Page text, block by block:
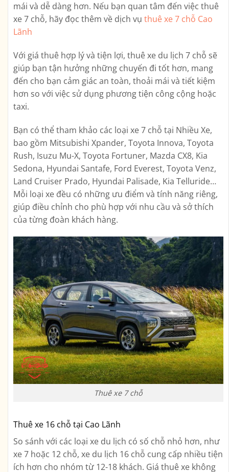
mái và dễ dàng hơn. Nếu bạn quan tâm đến việc thuê
xe 7 chỗ, hãy đọc thêm về dịch vụ thuê xe 7 chỗ Cao
Lãnh
Với giá thuê hợp lý và tiện lợi, thuê xe du lịch 7 chỗ sẽ
giúp bạn tận hưởng những chuyến đi tốt hơn, mang
đến cho bạn cảm giác an toàn, thoải mái và tiết kiệm
hơn so với việc sử dụng phương tiện công cộng hoặc
taxi.
Bạn có thể tham khảo các loại xe 7 chỗ tại Nhiều Xe,
bao gồm Mitsubishi Xpander, Toyota Innova, Toyota
Rush, Isuzu Mu-X, Toyota Fortuner, Mazda CX8, Kia
Sedona, Hyundai Santafe, Ford Everest, Toyota Venz,
Land Cruiser Prado, Hyundai Palisade, Kia Telluride…
Mỗi loại xe đều có những ưu điểm và tính năng riêng,
giúp điều chỉnh cho phù hợp với nhu cầu và sở thích
của từng đoàn khách hàng.
Thuê xe 7 chỗ
Thuê xe 16 chỗ tại Cao Lãnh
So sánh với các loại xe du lịch có số chỗ nhỏ hơn, như
xe 7 hoặc 12 chỗ, xe du lịch 16 chỗ cung cấp nhiều tiện
ích hơn cho nhóm từ 12-18 khách. Giá thuê xe không